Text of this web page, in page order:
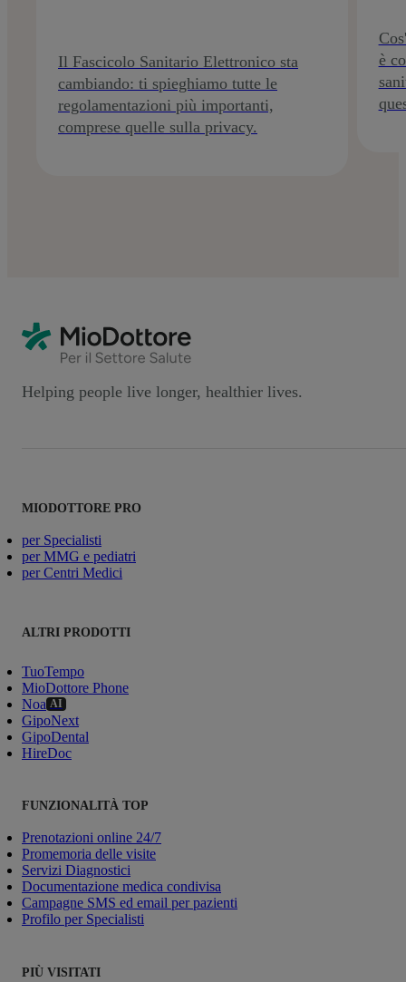
Il Fascicolo Sanitario Elettronico sta
cambiando: ti spieghiamo tutte le
regolamentazioni più importanti,
comprese quelle sulla privacy.
è
Helping people live longer, healthier lives.
MIODOTTORE PRO
per Specialisti
per MMG e pediatri
per Centri Medici
ALTRI PRODOTTI
TuoTempo
MioDottore Phone
Noa AI
GipoNext
GipoDental
HireDoc
FUNZIONALITÀ TOP
Prenotazioni online 24/7
Promemoria delle visite
Servizi Diagnostici
Documentazione medica condivisa
Campagne SMS ed email per pazienti
Profilo per Specialisti
PIÙ VISITATI